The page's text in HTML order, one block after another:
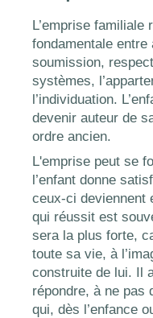
L’emprise familiale
fondamentale
soumission,
systèmes,
l’individuation.
devenir auteur de
ordre ancien.
L'emprise peut se
l’enfant donne
ceux-ci deviennent
qui réussit est
sera la plus forte,
toute sa vie, à
construite de lui. Il
répondre, à ne pas
qui, dès l’enfance